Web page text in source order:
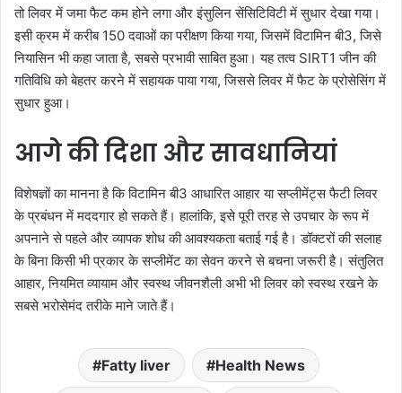
तो लिवर में जमा फैट कम होने लगा और इंसुलिन सेंसिटिविटी में सुधार देखा गया।
इसी क्रम में करीब 150 दवाओं का परीक्षण किया गया, जिसमें विटामिन बी3, जिसे
नियासिन भी कहा जाता है, सबसे प्रभावी साबित हुआ। यह तत्व SIRT1 जीन की
गतिविधि को बेहतर करने में सहायक पाया गया, जिससे लिवर में फैट के प्रोसेसिंग में
सुधार हुआ।
आगे की दिशा और सावधानियां
विशेषज्ञों का मानना है कि विटामिन बी3 आधारित आहार या सप्लीमेंट्स फैटी लिवर
के प्रबंधन में मददगार हो सकते हैं। हालांकि, इसे पूरी तरह से उपचार के रूप में
अपनाने से पहले और व्यापक शोध की आवश्यकता बताई गई है। डॉक्टरों की सलाह
के बिना किसी भी प्रकार के सप्लीमेंट का सेवन करने से बचना जरूरी है। संतुलित
आहार, नियमित व्यायाम और स्वस्थ जीवनशैली अभी भी लिवर को स्वस्थ रखने के
सबसे भरोसेमंद तरीके माने जाते हैं।
Fatty liver Health News